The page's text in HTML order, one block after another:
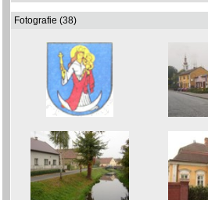
Fotografie (38)